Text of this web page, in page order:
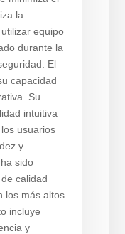
la
equipo
durante la
El
capacidad
Su
intuitiva
usuarios
y
sido
calidad
los más altos
incluye
y